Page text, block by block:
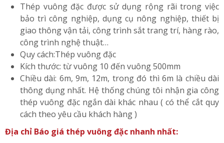
Thép vuông đặc được sử dụng rộng rãi trong việc
bảo trì công nghiệp, dụng cụ nông nghiệp, thiết bị
giao thông vận tải, công trình sắt trang trí, hàng rào,
công trình nghệ thuật…
Quy cách:Thép vuông đặc
Kích thước: từ vuông 10 đến vuông 500mm
Chiều dài: 6m, 9m, 12m, trong đó thì 6m là chiều dài
thông dụng nhất. Hệ thống chúng tôi nhận gia công
thép vuông đặc ngắn dài khác nhau ( có thể cắt quy
cách theo yêu cầu khách hàng )
Địa chỉ Báo giá thép vuông đặc nhanh nhất: